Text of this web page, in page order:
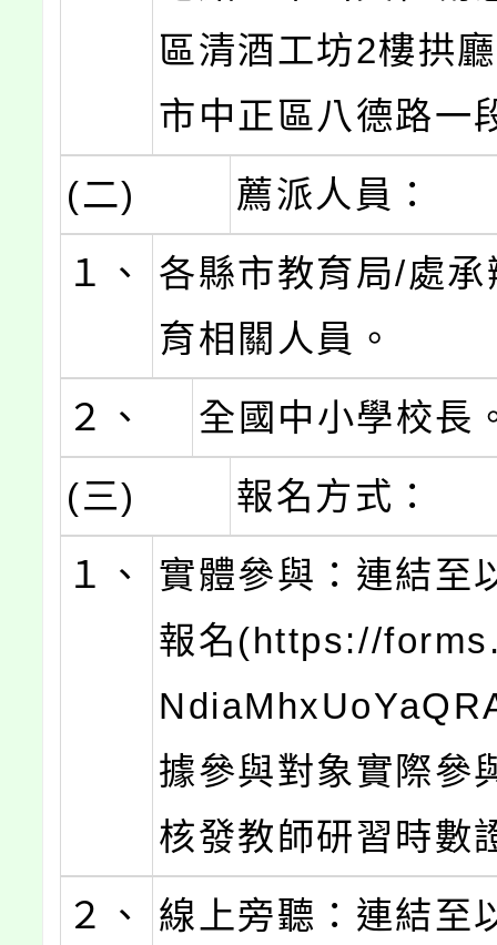
區清酒工坊2樓拱
市中正區八德路一
(二)
薦派人員：
１、
各縣市教育局/處
育相關人員。
２、
全國中小學校長
(三)
報名方式：
１、
實體參與：連結至
報名(https://
據參與對象實際參
核發教師研習時數
２、
線上旁聽：連結至